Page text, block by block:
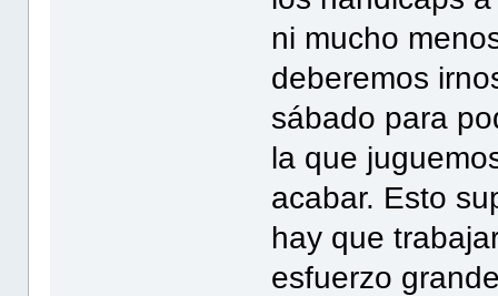
ni mucho
deberemos
sábado para
la que
acabar. Esto
hay que
esfuerzo